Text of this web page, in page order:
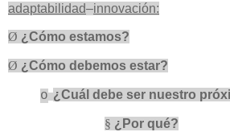
adaptabilidad–innovación:
Ø ¿Cómo estamos?
Ø ¿Cómo debemos estar?
o ¿Cuál debe ser nuestro
§ ¿Por qué?